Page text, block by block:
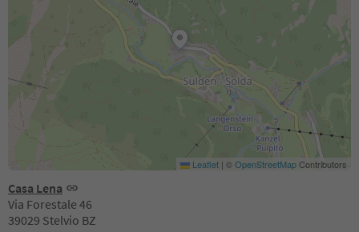
Casa Lena
Via Forestale 46
39029 Stelvio BZ
Leaflet | ©OpenStreetMapContributors